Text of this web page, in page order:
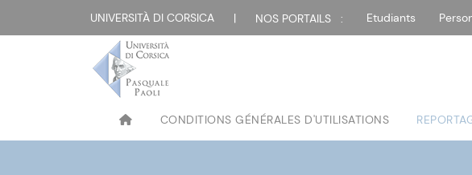
UNIVERSITÀ DI CORSICA | NOS PORTAILS : Etudiants
CONDITIONS GÉNÉRALES D'UTILISATIONS